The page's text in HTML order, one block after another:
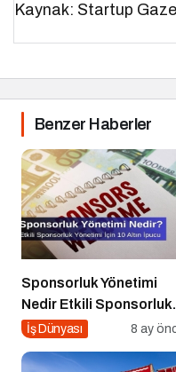
Kaynak: Startup
Benzer Haberler
Sponsorluk Yönetimi
Nedir Etkili Sponsorluk
Yönetimi İçin 10 Altın
İş Dünyası 8 ay